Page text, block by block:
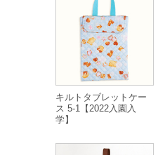
キルトタブレットケー
ス 5-1【2022入園入
学】